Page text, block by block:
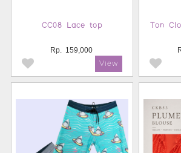
CC08 Lace top
Rp. 159,000
Ton